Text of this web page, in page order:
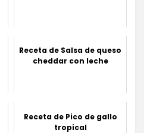
Receta de Salsa de queso
cheddar con leche
Receta de Pico de gallo
tropical